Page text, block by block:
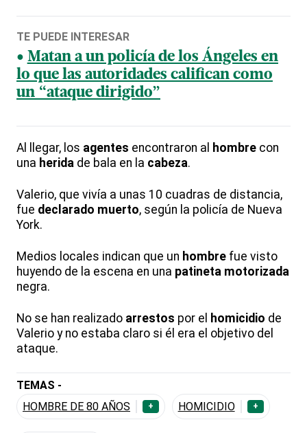
TE PUEDE INTERESAR
Matan a un policía de los Ángeles en
lo que las autoridades califican como
un “ataque dirigido”
Al llegar, los agentes encontraron al hombre con
una herida de bala en la cabeza.
Valerio, que vivía a unas 10 cuadras de distancia,
fue declarado muerto, según la policía de Nueva
York.
Medios locales indican que un hombre fue visto
huyendo de la escena en una patineta motorizada
negra.
No se han realizado arrestos por el homicidio de
Valerio y no estaba claro si él era el objetivo del
ataque.
TEMAS -
HOMBRE DE 80 AÑOS
+ HOMICIDIO +